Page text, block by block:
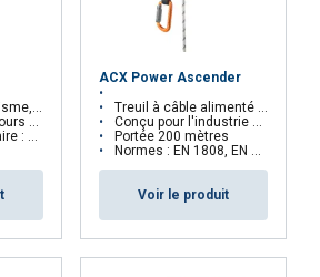
secours
61 cm
daN
ACX Power Ascender
Treuil à câble alimenté par batterie
Conçu pour l'industrie éolienne, le nettoyage des vitres, le sauvetage, etc.
Portée 200 mètres
Normes : EN 1808, EN 14492, EN 61000
Voir le produit